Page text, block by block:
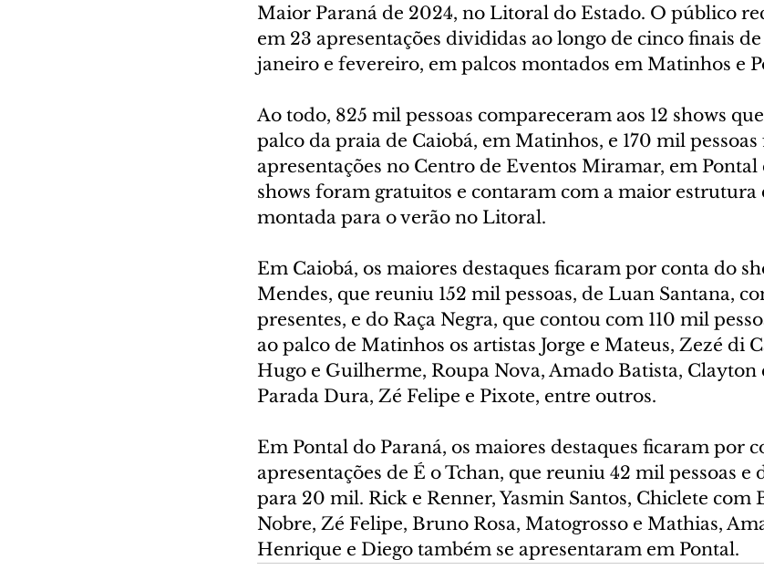
Maior Paraná de 2024, no Litoral do Estado. O público
em 23 apresentações divididas ao longo de cinco finais
janeiro e fevereiro, em palcos montados em Matinhos e
Ao todo, 825 mil pessoas compareceram aos 12 shows
palco da praia de Caiobá, em Matinhos, e 170 mil pessoas
apresentações no Centro de Eventos Miramar, em Pontal
shows foram gratuitos e contaram com a maior estrutura
montada para o verão no Litoral.
Em Caiobá, os maiores destaques ficaram por conta do
Mendes, que reuniu 152 mil pessoas, de Luan Santana,
presentes, e do Raça Negra, que contou com 110 mil
ao palco de Matinhos os artistas Jorge e Mateus, Zezé di
Hugo e Guilherme, Roupa Nova, Amado Batista, Clayton
Parada Dura, Zé Felipe e Pixote, entre outros.
Em Pontal do Paraná, os maiores destaques ficaram por
apresentações de É o Tchan, que reuniu 42 mil pessoas e
para 20 mil. Rick e Renner, Yasmin Santos, Chiclete com
Nobre, Zé Felipe, Bruno Rosa, Matogrosso e Mathias,
Henrique e Diego também se apresentaram em Pontal.